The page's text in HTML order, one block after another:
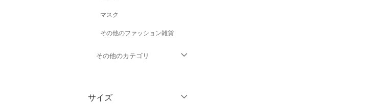
マスク
その他のファッション雑貨
その他のカテゴリ
サイズ